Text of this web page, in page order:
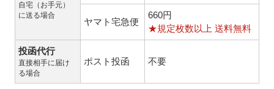
自宅（お手元）
に送る場合
ヤマト宅急便
660円
★規定枚数以上 送料無料
投函代行
直接相手に届け
る場合
ポスト投函 不要